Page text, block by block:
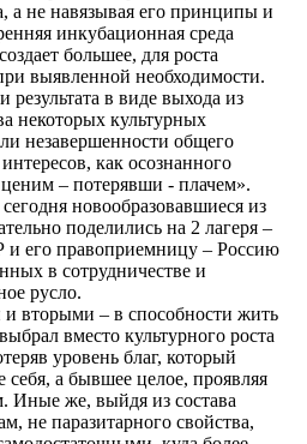
а не навязывая его принципы и
инкубационная среда
большее, для роста
выявленной необходимости.
в виде выхода из
некоторых культурных
незавершенности общего
как осознанного
– потерявши - плачем».
новообразовавшиеся из
поделились на 2 лагеря –
его правоприемницу – Россию
в сотрудничестве и
русло.
вторыми – в способности жить
вместо культурного роста
уровень благ, который
себя, а бывшее целое, проявляя
Иные же, выйдя из состава
не паразитарного свойства,